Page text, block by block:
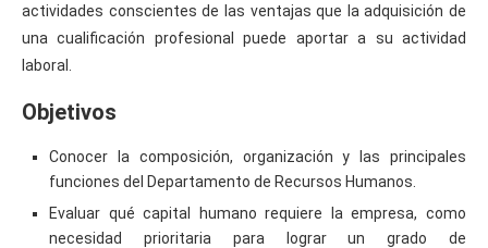
actividades conscientes de las ventajas que la adquisición de
una cualificación profesional puede aportar a su actividad
laboral.
Objetivos
Conocer la composición, organización y las principales
funciones del Departamento de Recursos Humanos.
Evaluar qué capital humano requiere la empresa, como
necesidad prioritaria para lograr un grado de